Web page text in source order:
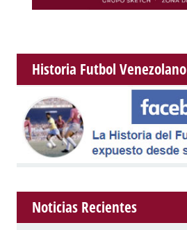
Historia Futbol Venezolano
Noticias Recientes